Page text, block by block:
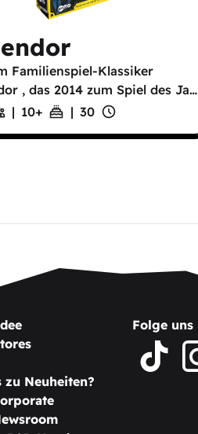
Familienspiel-Klassiker
, das 2014 zum Spiel des Ja…
| 10+ | 30
Neuheiten?
Folge uns